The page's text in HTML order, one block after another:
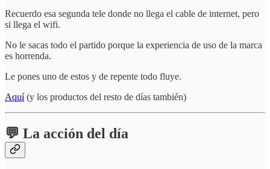
Recuerdo esa segunda tele donde no llega el cable de internet, pero
si llega el wifi.
No le sacas todo el partido porque la experiencia de uso de la marca
es horrenda.
Le pones uno de estos y de repente todo fluye.
Aquí(y los productos del resto de días también)
💬 La acción del día